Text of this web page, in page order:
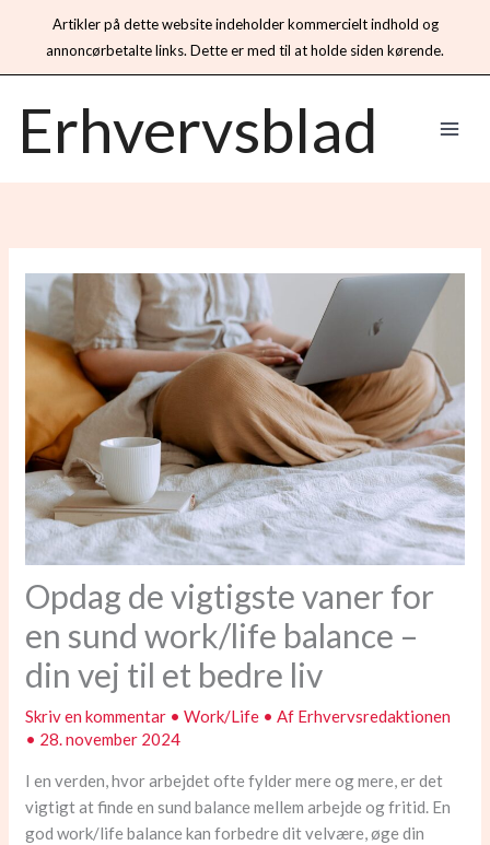
Artikler på dette website indeholder kommercielt indhold og
annoncørbetalte links. Dette er med til at holde siden kørende.
indholdet
Erhvervsblad
Opdag de vigtigste vaner for
en sund work/life balance –
din vej til et bedre liv
Skriv en kommentar •Work/Life • Af Erhvervsredaktionen
• 28. november 2024
I en verden, hvor arbejdet ofte fylder mere og mere, er det
vigtigt at finde en sund balance mellem arbejde og fritid. En
god work/life balance kan forbedre dit velvære, øge din